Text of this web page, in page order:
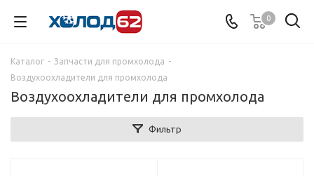
0
Каталог - Запчасти для промхолода -
Воздухоохладители для промхолода
Воздухоохладители для промхолода
Фильтр